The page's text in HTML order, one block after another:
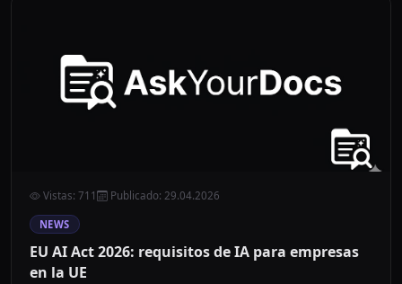
Vistas: 711 Publicado: 29.04.2026
NEWS
EU AI Act 2026: requisitos de IA para empresas
en la UE